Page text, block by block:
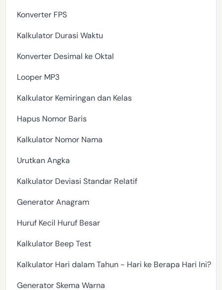
Konverter FPS
Kalkulator Durasi Waktu
Konverter Desimal ke Oktal
Looper MP3
Kalkulator Kemiringan dan Kelas
Hapus Nomor Baris
Kalkulator Nomor Nama
Urutkan Angka
Kalkulator Deviasi Standar Relatif
Generator Anagram
Huruf Kecil Huruf Besar
Kalkulator Beep Test
Kalkulator Hari dalam Tahun - Hari ke Berapa Hari Ini?
Generator Skema Warna